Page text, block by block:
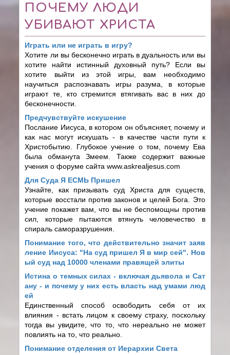
ПОЧЕМУ ЛЮДИ
УБИВАЮТ ХРИСТА
Играть или не играть в игру?
Хотите ли вы бесконечно играть в дуальность или вы
хотите найти истинный духовный путь? Если вы
хотите выйти из этой игры, вам необходимо
научиться распознавать игры разума, в которые
играют те, кто стремится втягивать вас в них до
бесконечности.
Предчувствуйте искушение
Послание Иисуса, в котором он объясняет, почему и
как нас могут искушать - в качестве части пути к
Христобытию. Глубокое учение о том, почему Ева
была обманута Змеем. Также содержит важные
учения о форуме сайта www.askrealjesus.com
Для Суда Я ЕСМЬ Пришел
Узнайте, как призывать суд Христа для существ,
которые восстали против законов и целей Бога. Это
учение покажет вам, что вы не беспомощны против
сил, которые пытаются втянуть человечество в
спираль саморазрушения.
Понимание того, что действительно значит заяв
ление Иисуса: "На суд пришел Я в мир сей". Нов
ый суд над 10000 членами правящей элиты
Истина о темных силах - включая дьявола и Сат
ану - и почему у них есть власть над умами люд
ей
Единственный способ освободить себя от их
влияния - встать лицом к своему страху, поскольку
тогда вы увидите, что то, что нереально не может
повлиять на то, что реально.
Понимание отделения от Иерархии Света